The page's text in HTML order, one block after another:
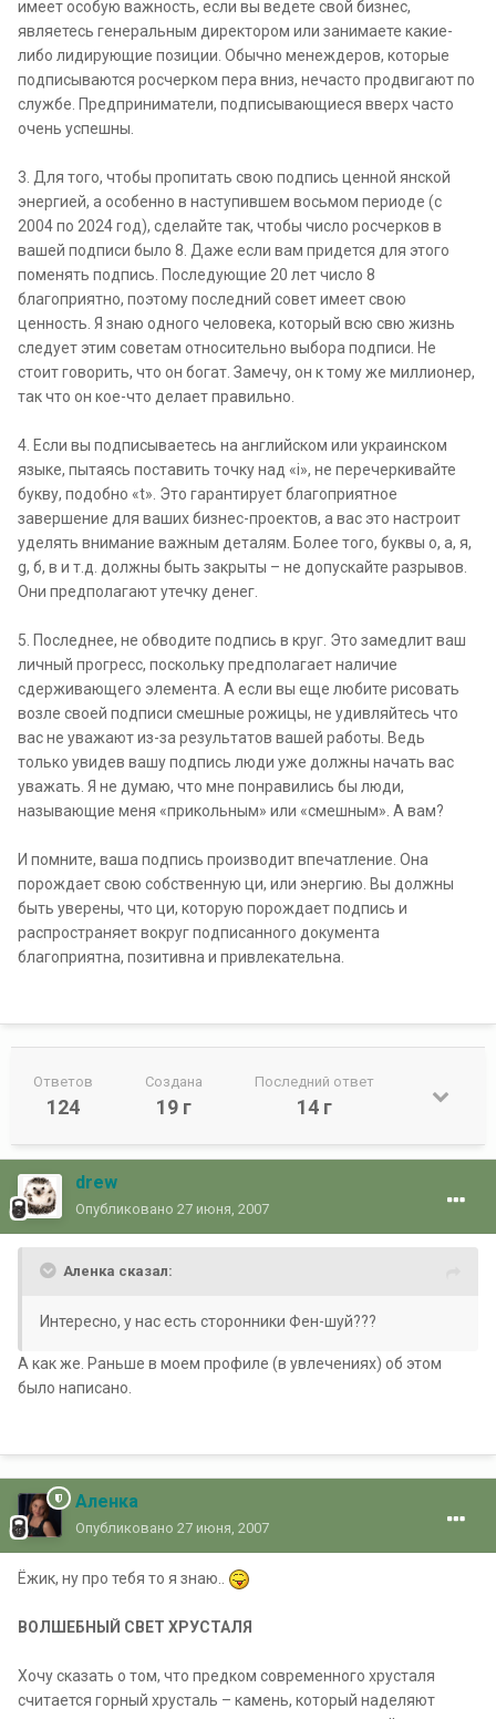
имеет особую важность, если вы ведете свой бизнес,
являетесь генеральным директором или занимаете какие-
либо лидирующие позиции. Обычно менеждеров, которые
подписываются росчерком пера вниз, нечасто продвигают по
службе. Предприниматели, подписывающиеся вверх часто
очень успешны.
3. Для того, чтобы пропитать свою подпись ценной янской
энергией, а особенно в наступившем восьмом периоде (с
2004 по 2024 год), сделайте так, чтобы число росчерков в
вашей подписи было 8. Даже если вам придется для этого
поменять подпись. Последующие 20 лет число 8
благоприятно, поэтому последний совет имеет свою
ценность. Я знаю одного человека, который всю свю жизнь
следует этим советам относительно выбора подписи. Не
стоит говорить, что он богат. Замечу, он к тому же миллионер,
так что он кое-что делает правильно.
4. Если вы подписываетесь на английском или украинском
языке, пытаясь поставить точку над «i», не перечеркивайте
букву, подобно «t». Это гарантирует благоприятное
завершение для ваших бизнес-проектов, а вас это настроит
уделять внимание важным деталям. Более того, буквы o, а, я,
g, б, в и т.д. должны быть закрыты – не допускайте разрывов.
Они предполагают утечку денег.
5. Последнее, не обводите подпись в круг. Это замедлит ваш
личный прогресс, поскольку предполагает наличие
сдерживающего элемента. А если вы еще любите рисовать
возле своей подписи смешные рожицы, не удивляйтесь что
вас не уважают из-за результатов вашей работы. Ведь
только увидев вашу подпись люди уже должны начать вас
уважать. Я не думаю, что мне понравились бы люди,
называющие меня «прикольным» или «смешным». А вам?
И помните, ваша подпись производит впечатление. Она
порождает свою собственную ци, или энергию. Вы должны
быть уверены, что ци, которую порождает подпись и
распространяет вокруг подписанного документа
благоприятна, позитивна и привлекательна.
Ответов
124
Создана
19 г
Последний ответ
14 г
drew
Опубликовано 27 июня, 2007
Аленка сказал:
Интересно, у нас есть сторонники Фен-шуй???
А как же. Раньше в моем профиле (в увлечениях) об этом
было написано.
Аленка
Опубликовано 27 июня, 2007
Ёжик, ну про тебя то я знаю..
ВОЛШЕБНЫЙ СВЕТ ХРУСТАЛЯ
Хочу сказать о том, что предком современного хрусталя
считается горный хрусталь – камень, который наделяют